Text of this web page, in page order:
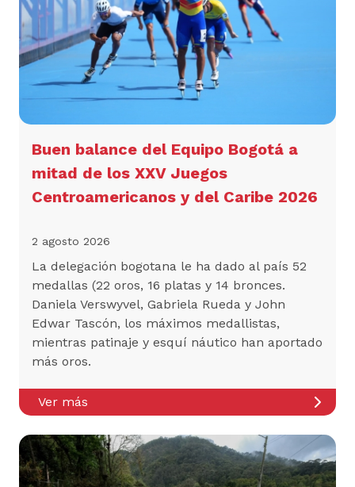
Buen balance del Equipo Bogotá a
mitad de los XXV Juegos
Centroamericanos y del Caribe 2026
2 agosto 2026
La delegación bogotana le ha dado al país 52
medallas (22 oros, 16 platas y 14 bronces.
Daniela Verswyvel, Gabriela Rueda y John
Edwar Tascón, los máximos medallistas,
mientras patinaje y esquí náutico han aportado
más oros.
Ver más